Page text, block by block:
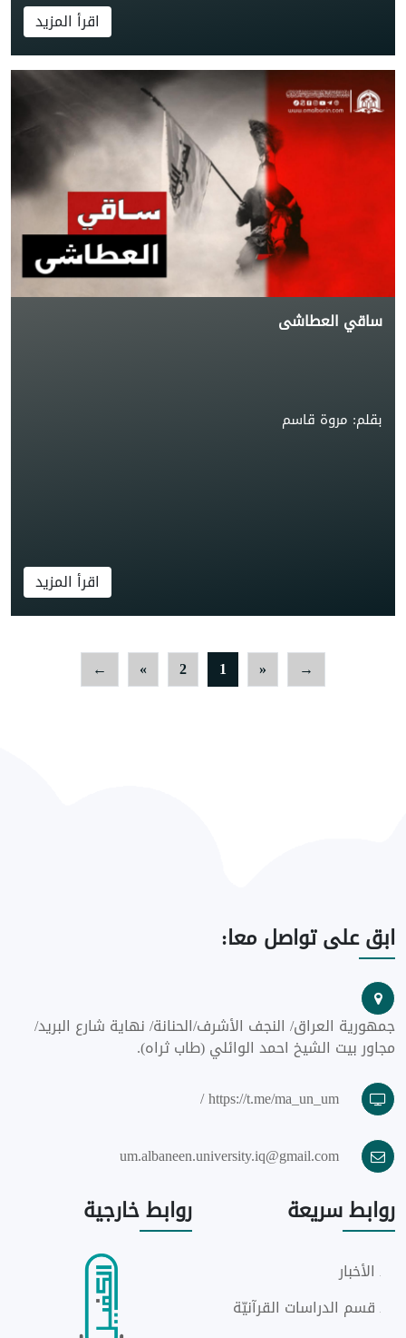
اقرأ المزيد
ساقي العطاشى
بقلم: مروة قاسم
اقرأ المزيد
→
«
1
2
»
←
ابقعلى تواصل معا:
جمهورية العراق/ النجف الأشرف/الحنانة/ نهاية شارع البريد/
مجاور بيت الشيخ احمد الوائلي (طاب ثراه).
https://t.me/ma_un_um /
um.albaneen.university.iq@gmail.com
روابطسريعة
الأخبار
قسم الدراسات القرآنيّة
روابطخارجية